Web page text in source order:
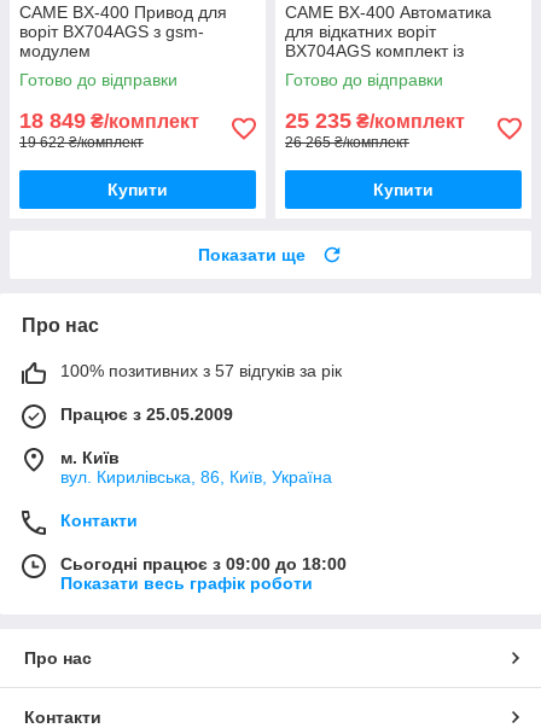
CAME BX-400 Привод для
воріт BX704AGS з gsm-
модулем
Готово до відправки
18 849 ₴/комплект
19 622 ₴/комплект
Купити
CAME BX-400 Автоматика
для відкатних воріт
BX704AGS комплект із
лампою, фотоелементами, 6
м рейки та gsm-модулем
Готово до відправки
25 235 ₴/комплект
26 265 ₴/комплект
Купити
Показати ще
Про нас
100% позитивних з 57 відгуків за рік
Працює з 25.05.2009
м. Київ
вул. Кирилівська, 86, Київ, Україна
Контакти
Сьогодні працює з 09:00 до 18:00
Показати весь графік роботи
Про нас
Контакти